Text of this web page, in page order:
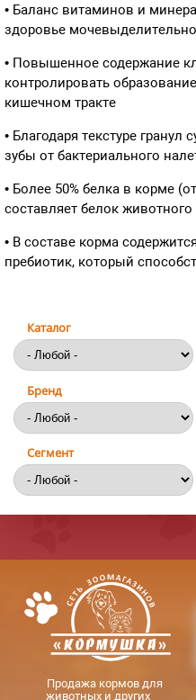
• Баланс витаминов и
здоровье
• Повышенное содержание
контролировать
кишечном тракте
• Благодаря текстуре
зубы от бактериального
• Более 50% белка в корме
составляет белок
• В составе корма
пребиотик, который
Каталог
Бренд
Сегмент
Продажа кормов для
животных и других